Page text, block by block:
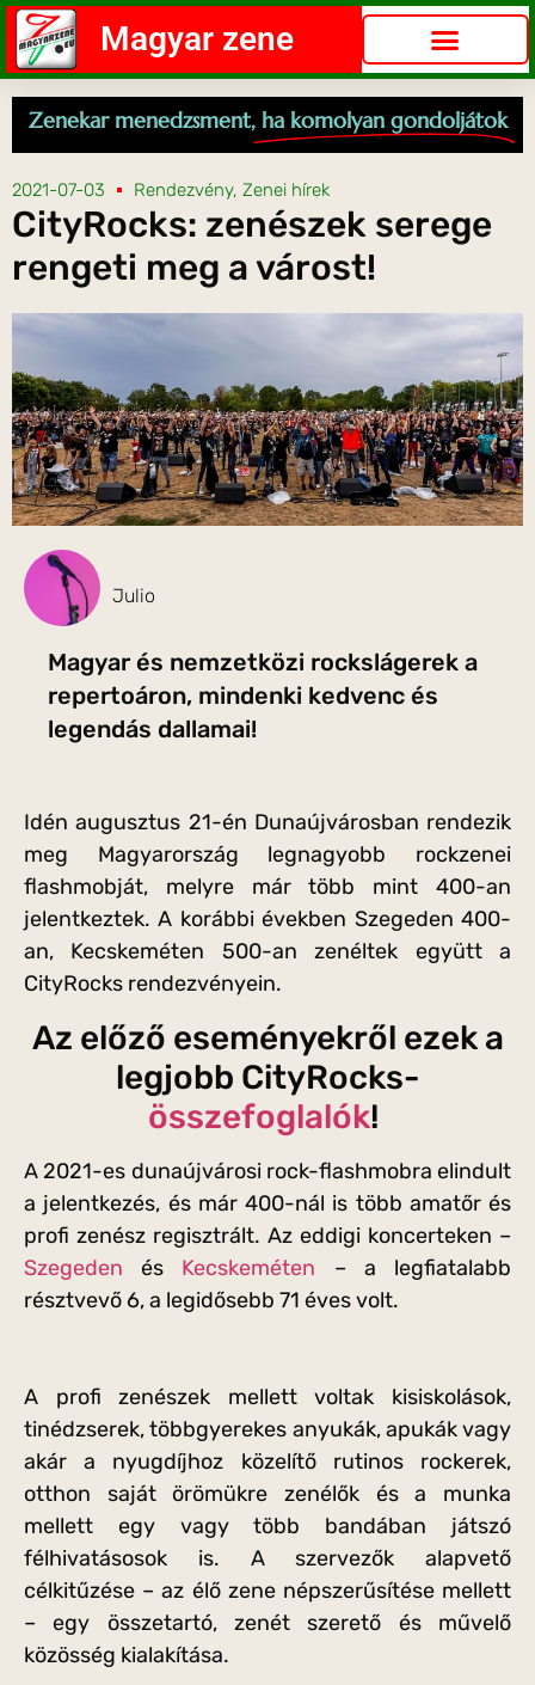
Magyar zene
Zenekar menedzsment, ha komolyan gondoljátok
2021-07-03 Rendezvény, Zenei hírek
CityRocks: zenészek serege
rengeti meg a várost!
Julio
Magyar és nemzetközi rockslágerek a
repertoáron, mindenki kedvenc és
legendás dallamai!
Idén augusztus 21-én Dunaújvárosban rendezik
meg Magyarország legnagyobb rockzenei
flashmobját, melyre már több mint 400-an
jelentkeztek. A korábbi években Szegeden 400-
an, Kecskeméten 500-an zenéltek együtt a
CityRocks rendezvényein.
Az előző eseményekről ezek a
legjobb CityRocks-
összefoglalók!
A 2021-es dunaújvárosi rock-flashmobra elindult
a jelentkezés, és már 400-nál is több amatőr és
profi zenész regisztrált. Az eddigi koncerteken –
Szegeden és Kecskeméten – a legfiatalabb
résztvevő 6, a legidősebb 71 éves volt.
A profi zenészek mellett voltak kisiskolások,
tinédzserek, többgyerekes anyukák, apukák vagy
akár a nyugdíjhoz közelítő rutinos rockerek,
otthon saját örömükre zenélők és a munka
mellett egy vagy több bandában játszó
félhivatásosok is. A szervezők alapvető
célkitűzése – az élő zene népszerűsítése mellett
– egy összetartó, zenét szerető és művelő
közösség kialakítása.